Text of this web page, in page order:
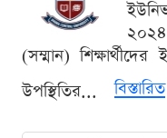
(সম্মান)
উপস্থিতির...
বিস্তারিত